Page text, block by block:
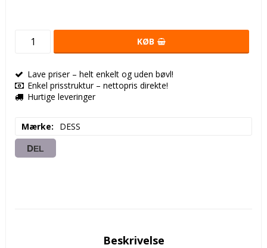
KØB
Lave priser – helt enkelt og uden bøvl!
Enkel prisstruktur – nettopris direkte!
Hurtige leveringer
Mærke DESS
DEL
Beskrivelse